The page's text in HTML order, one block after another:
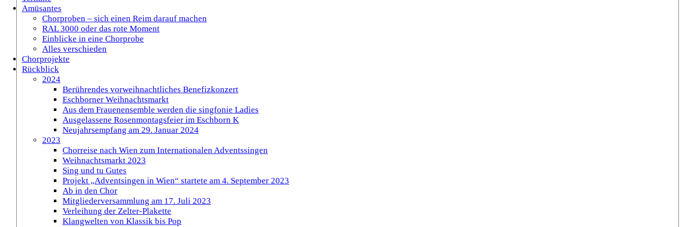
Amüsantes
Chorproben – sich einen Reim darauf machen
RAL 3000 oder das rote Moment
Einblicke in eine Chorprobe
Alles verschieden
Chorprojekte
Rückblick
2024
Berührendes vorweihnachtliches Benefizkonzert
Eschborner Weihnachtsmarkt
Aus dem Frauenensemble werden die singfonie Ladies
Ausgelassene Rosenmontagsfeier im Eschborn K
Neujahrsempfang am 29. Januar 2024
2023
Chorreise nach Wien zum Internationalen Adventssingen
Weihnachtsmarkt 2023
Sing und tu Gutes
Projekt „Adventsingen in Wien“ startete am 4. September 2023
Ab in den Chor
Mitgliederversammlung am 17. Juli 2023
Verleihung der Zelter-Plakette
Klangwelten von Klassik bis Pop